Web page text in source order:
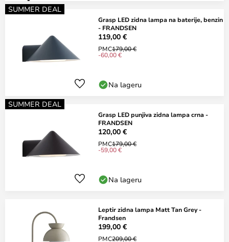
SUMMER DEAL
Grasp LED zidna lampa na baterije, benzin
- FRANDSEN
119,00 €
PMC179,00 €
-60,00 €
Na lageru
SUMMER DEAL
Grasp LED punjiva zidna lampa crna -
FRANDSEN
120,00 €
PMC179,00 €
-59,00 €
Na lageru
Leptir zidna lampa Matt Tan Grey -
Frandsen
199,00 €
PMC209,00 €